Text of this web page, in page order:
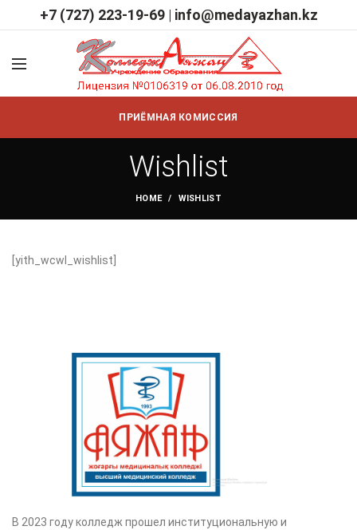
+7 (727) 223-19-69| info@medayazhan.kz
ПРИЁМНАЯ КОМИССИЯ
Wishlist
HOME WISHLIST
[yith_wcwl_wishlist]
В 2023 году колледж прошел институциональную и